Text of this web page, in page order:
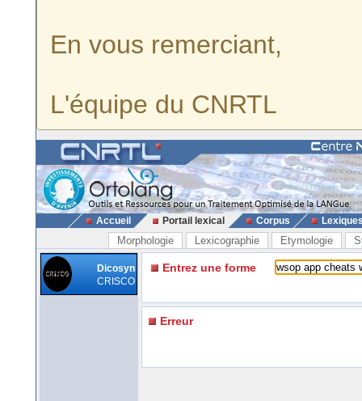
En vous remerciant,
L'équipe du CNRTL
Accueil Portail lexical Corpus
Morphologie Lexicographie Etymologie
Dicosyn
CRISCO
Entrez une forme
Erreur